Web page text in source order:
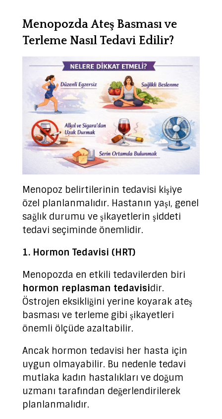
Menopozda Ateş Basması ve
Terleme Nasıl Tedavi Edilir?
Menopoz belirtilerinin tedavisi kişiye
özel planlanmalıdır. Hastanın yaşı, genel
sağlık durumu ve şikayetlerin şiddeti
tedavi seçiminde önemlidir.
1. Hormon Tedavisi (HRT)
Menopozda en etkili tedavilerden biri
hormon replasman tedavisidir.
Östrojen eksikliğini yerine koyarak ateş
basması ve terleme gibi şikayetleri
önemli ölçüde azaltabilir.
Ancak hormon tedavisi her hasta için
uygun olmayabilir. Bu nedenle tedavi
mutlaka kadın hastalıkları ve doğum
uzmanı tarafından değerlendirilerek
planlanmalıdır.